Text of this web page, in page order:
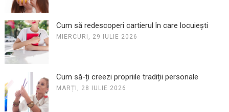
Cum să redescoperi cartierul în care locuiești
MIERCURI, 29 IULIE 2026
Cum să-ți creezi propriile tradiții personale
MARȚI, 28 IULIE 2026